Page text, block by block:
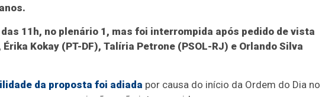
11h, no plenário 1, mas foi interrompida após pedido de vista
Kokay (PT-DF), Talíria Petrone (PSOL-RJ) e Orlando Silva
da proposta foi adiada por causa do início da Ordem do Dia no